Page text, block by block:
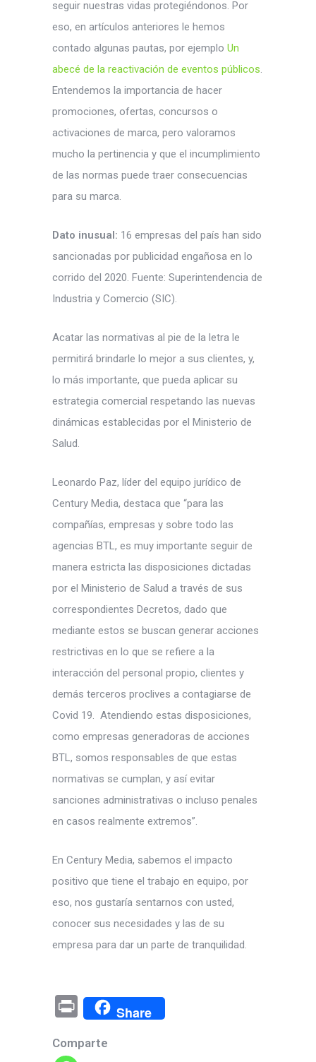
seguir nuestras vidas protegiéndonos. Por
eso, en artículos anteriores le hemos
contado algunas pautas, por ejemplo Un
abecé de la reactivación de eventos públicos.
Entendemos la importancia de hacer
promociones, ofertas, concursos o
activaciones de marca, pero valoramos
mucho la pertinencia y que el incumplimiento
de las normas puede traer consecuencias
para su marca.
Dato inusual: 16 empresas del país han sido
sancionadas por publicidad engañosa en lo
corrido del 2020. Fuente: Superintendencia de
Industria y Comercio (SIC).
Acatar las normativas al pie de la letra le
permitirá brindarle lo mejor a sus clientes, y,
lo más importante, que pueda aplicar su
estrategia comercial respetando las nuevas
dinámicas establecidas por el Ministerio de
Salud.
Leonardo Paz, líder del equipo jurídico de
Century Media, destaca que “para las
compañías, empresas y sobre todo las
agencias BTL, es muy importante seguir de
manera estricta las disposiciones dictadas
por el Ministerio de Salud a través de sus
correspondientes Decretos, dado que
mediante estos se buscan generar acciones
restrictivas en lo que se refiere a la
interacción del personal propio, clientes y
demás terceros proclives a contagiarse de
Covid 19. Atendiendo estas disposiciones,
como empresas generadoras de acciones
BTL, somos responsables de que estas
normativas se cumplan, y así evitar
sanciones administrativas o incluso penales
en casos realmente extremos”.
En Century Media, sabemos el impacto
positivo que tiene el trabajo en equipo, por
eso, nos gustaría sentarnos con usted,
conocer sus necesidades y las de su
empresa para dar un parte de tranquilidad.
Pr
in
t
Share
Comparte